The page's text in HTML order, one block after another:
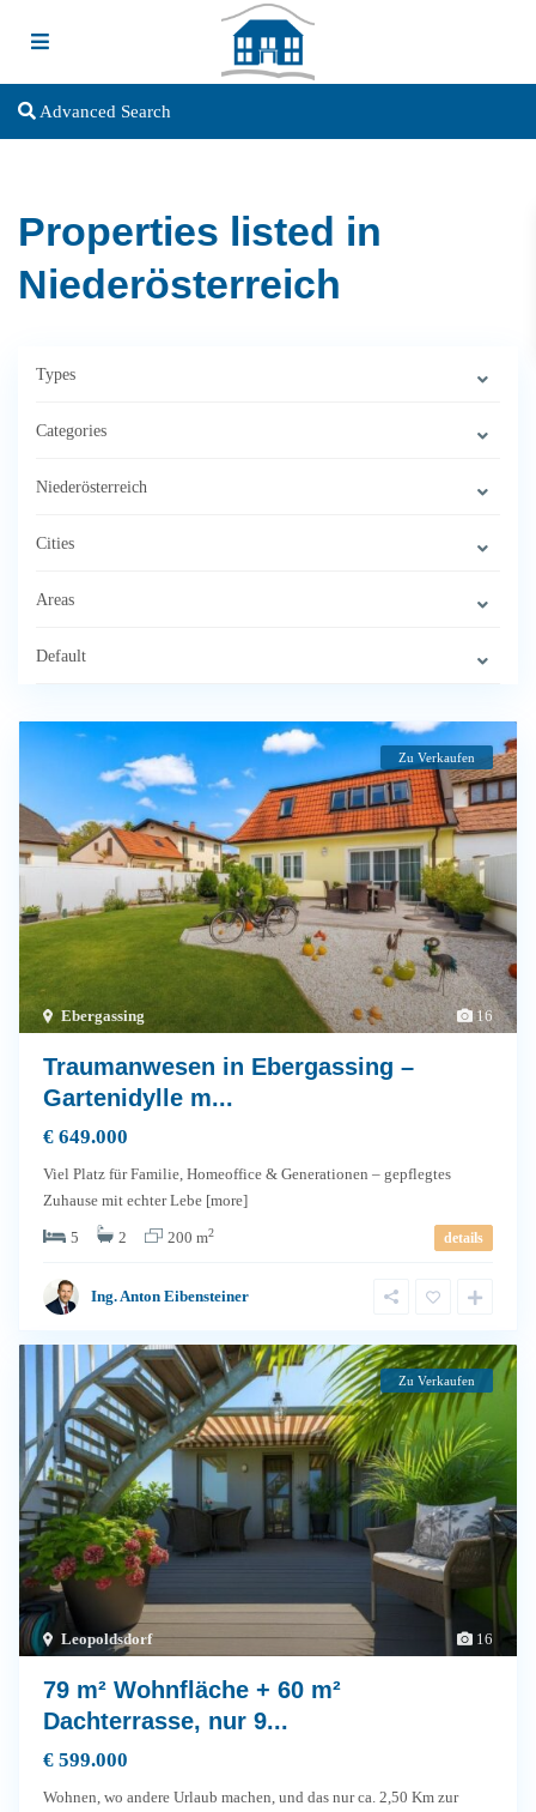
Advanced Search
Properties listed in
Niederösterreich
Types
Categories
Niederösterreich
Cities
Areas
Default
16
Ebergassing
Zu Verkaufen
Traumanwesen in Ebergassing –
Gartenidylle m...
€ 649.000
Viel Platz für Familie, Homeoffice & Generationen – gepflegtes
Zuhause mit echter Lebe [more]
5 2 200 m2 details
Ing. Anton Eibensteiner
16
Leopoldsdorf
Zu Verkaufen
79 m² Wohnfläche + 60 m²
Dachterrasse, nur 9...
€ 599.000
Wohnen, wo andere Urlaub machen, und das nur ca. 2,50 Km zur